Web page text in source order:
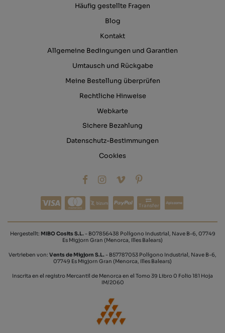
Häufig gestellte Fragen
Blog
Kontakt
Allgemeine Bedingungen und Garantien
Umtausch und Rückgabe
Meine Bestellung überprüfen
Rechtliche Hinweise
Webkarte
Sichere Bezahlung
Datenschutz-Bestimmungen
Cookies
Transfer
Hergestellt: MIBO Cosits S.L.- B07856438 Polígono Industrial, Nave B-6, 07749
Es Migjorn Gran (Menorca, Illes Balears)
Vertrieben von: Vents de Migjorn S.L. - B57787053 Polígono Industrial, Nave B-6,
07749 Es Migjorn Gran (Menorca, Illes Balears)
Inscrita en el registro Mercantil de Menorca en el Tomo 39 Libro 0 Folio 181 Hoja
IM/2060